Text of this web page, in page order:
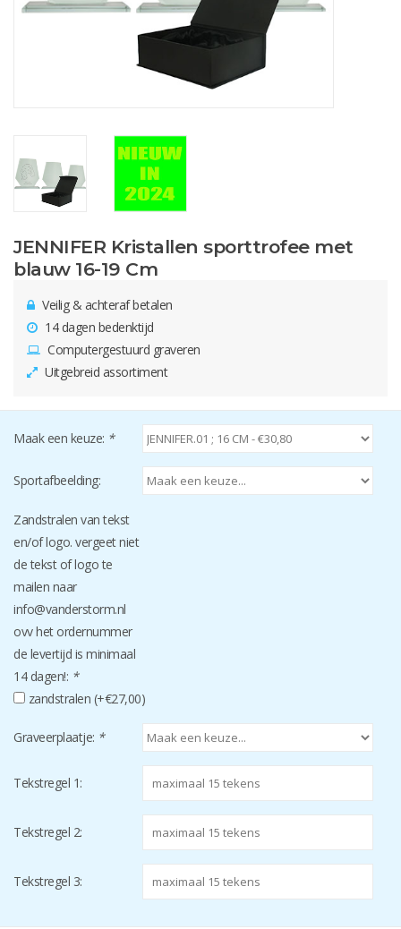
JENNIFER Kristallen sporttrofee met
blauw 16-19 Cm
Veilig & achteraf betalen
14 dagen bedenktijd
Computergestuurd graveren
Uitgebreid assortiment
Maak een keuze: *
Sportafbeelding:
Zandstralen van tekst
en/of logo. vergeet niet
de tekst of logo te
mailen naar
info@vanderstorm.nl
ovv het ordernummer
de levertijd is minimaal
14 dagen!: *
zandstralen (+€27,00)
Graveerplaatje: *
Tekstregel 1:
Tekstregel 2:
Tekstregel 3: